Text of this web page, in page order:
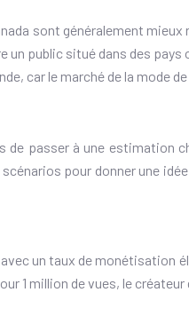
sont généralement
public situé dans des
car le marché de la mode
de passer à une
pour donner une
un taux de monétisation
1 million de vues, le